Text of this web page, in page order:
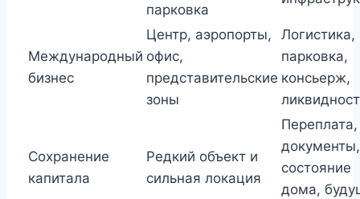
парковка
Международный
бизнес
Центр, аэропорты,
офис,
представительские
зоны
Логистика,
парковка,
консьерж,
Сохранение
капитала
Редкий объект и
сильная локация
Переплата,
документы,
состояние
дома,